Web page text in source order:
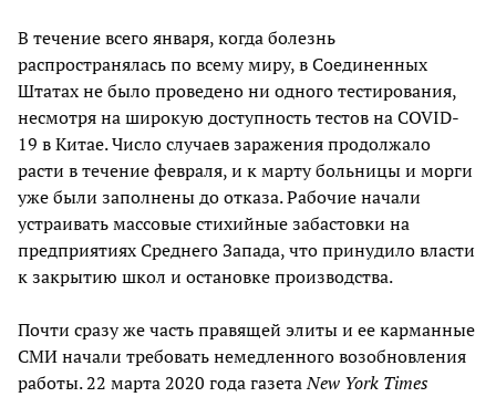
В течение всего января, когда болезнь
распространялась по всему миру, в Соединенных
Штатах не было проведено ни одного тестирования,
несмотря на широкую доступность тестов на COVID-
19 в Китае. Число случаев заражения продолжало
расти в течение февраля, и к марту больницы и морги
уже были заполнены до отказа. Рабочие начали
устраивать массовые стихийные забастовки на
предприятиях Среднего Запада, что принудило власти
к закрытию школ и остановке производства.
Почти сразу же часть правящей элиты и ее карманные
СМИ начали требовать немедленного возобновления
работы. 22 марта 2020 года газетаNew York Times